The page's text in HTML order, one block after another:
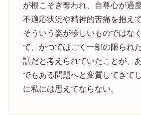
が根こそぎ奪われ、自尊心が過
不適応状況や精神的苦痛を抱え
そういう姿が珍しいものではな
て、かつてはごく一部の限られ
話だと考えられていたことが、
でもある問題へと変質してきて
に私には思えてならない。